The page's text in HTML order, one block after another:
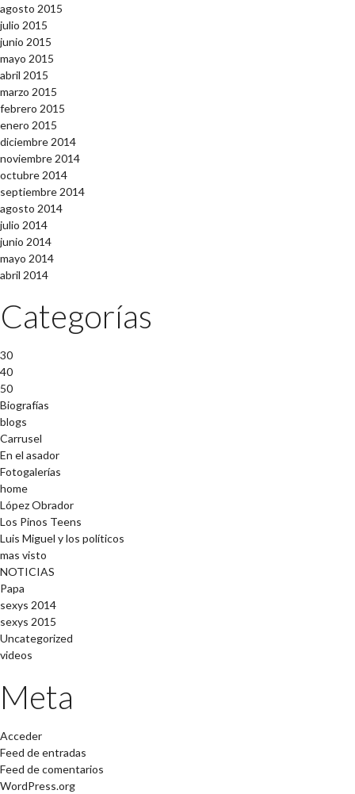
agosto 2015
julio 2015
junio 2015
mayo 2015
abril 2015
marzo 2015
febrero 2015
enero 2015
diciembre 2014
noviembre 2014
octubre 2014
septiembre 2014
agosto 2014
julio 2014
junio 2014
mayo 2014
abril 2014
Categorías
30
40
50
Biografías
blogs
Carrusel
En el asador
Fotogalerías
home
López Obrador
Los Pinos Teens
Luis Miguel y los políticos
mas visto
NOTICIAS
Papa
sexys 2014
sexys 2015
Uncategorized
videos
Meta
Acceder
Feed de entradas
Feed de comentarios
WordPress.org